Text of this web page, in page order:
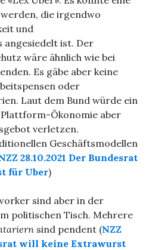
die irgendwo
und
angesiedelt ist. Der
wäre ähnlich wie bei
Es gäbe aber keine
oder
Laut dem Bund würde ein
Ökonomie aber
verletzen.
Geschäftsmodellen
28.10.2021 Der Bundesrat
für Uber)
sind aber in der
politischen Tisch. Mehrere
sind pendent (NZZ
will keine Extrawurst